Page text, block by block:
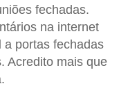
fechadas.
na internet
a portas fechadas
Acredito mais que